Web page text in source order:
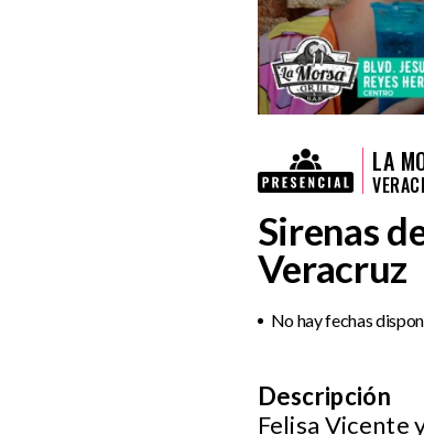
LA
Sirenas
Veracruz
No hay fechas
Descripción
Felisa Vicente